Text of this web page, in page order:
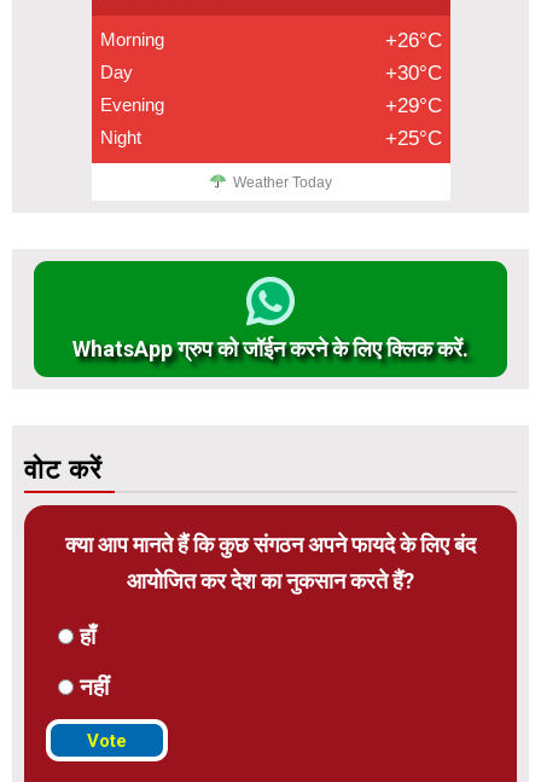
Morning +26°C
Day +30°C
Evening +29°C
Night +25°C
Weather Today
WhatsApp ग्रुप को जॉईन करने के लिए क्लिक करें.
वोट करें
क्या आप मानते हैं कि कुछ संगठन अपने फायदे के लिए बंद
आयोजित कर देश का नुकसान करते हैं?
हाँ
नहीं